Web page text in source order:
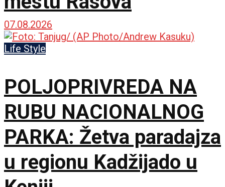
07.08.2026
Life Style
POLJOPRIVREDA NA
RUBU NACIONALNOG
PARKA: Žetva paradajza
u regionu Kadžijado u